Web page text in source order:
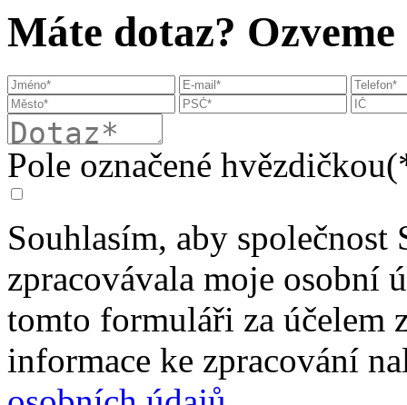
Máte dotaz? Ozveme
Pole označené
Souhlasím, aby společnost
zpracovávala moje osobní
tomto formuláři za účelem
informace ke zpracování